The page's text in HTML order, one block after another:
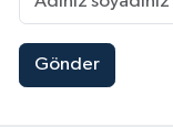
Gönder